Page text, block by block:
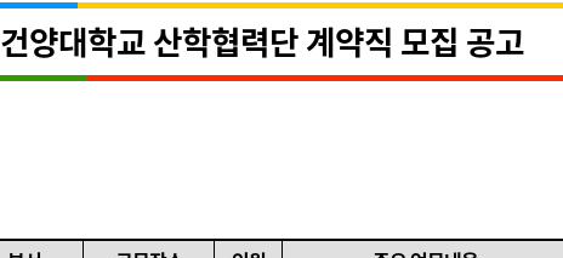
건양대학교 산학협력단 계약직 모집 공고